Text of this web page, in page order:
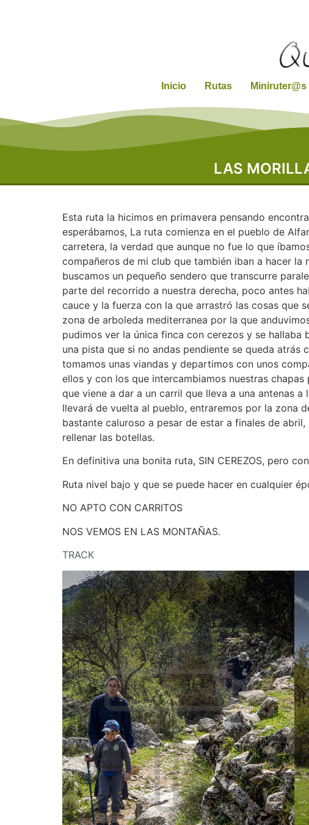
Inicio Rutas Miniruter@s
LAS
Esta ruta la hicimos en primavera pensando
esperábamos, La ruta comienza en el pueblo de
carretera, la verdad que aunque no fue lo que
compañeros de mi club que también iban a hacer
buscamos un pequeño sendero que transcurre
parte del recorrido a nuestra derecha, poco antes
cauce y la fuerza con la que arrastró las cosas que
zona de arboleda mediterranea por la que
pudimos ver la única finca con cerezos y se
una pista que si no andas pendiente se queda
tomamos unas viandas y departimos con unos
ellos y con los que intercambiamos nuestras
que viene a dar a un carril que lleva a una antenas a
llevará de vuelta al pueblo, entraremos por la zona
bastante caluroso a pesar de estar a finales de
rellenar las botellas.
En definitiva una bonita ruta, SIN CEREZOS, pero
Ruta nivel bajo y que se puede hacer en cualquier
NO APTO CON CARRITOS
NOS VEMOS EN LAS MONTAÑAS.
TRACK